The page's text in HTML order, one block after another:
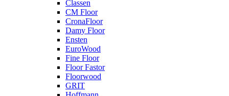
Classen
CM Floor
CronaFloor
Damy Floor
Ensten
EuroWood
Fine Floor
Floor Fastor
Floorwood
GRIT